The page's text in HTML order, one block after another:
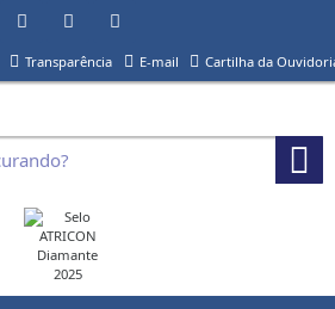
Transparência E-mail Cartilha da